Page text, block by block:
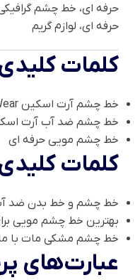
حرفه ای، خط چشم
حرفه ای، لوازم گریم
کلمات
خط چشم آرت اسکین Epic Wear
خط چشم ضد آب آرت
خط چشم مویی حرفه ای
کلمات
خط چشم و خط بدن ضد
بهترین خط چشم مویی
خط چشم مشکی مات با
عبارت‌های